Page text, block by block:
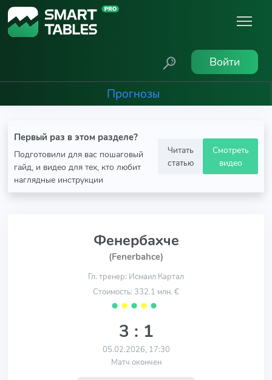
Войти
Прогнозы
Первый раз в этом разделе?
Подготовили для вас пошаговый
гайд, и видео для тех, кто любит
наглядные инструкции
Читать
статью
Смотреть
видео
Фенербахче
(Fenerbahce)
Гл. тренер: Исмаил Картал
Стоимость: 332.1 млн. €
⬤ ⬤ ⬤ ⬤ ⬤
3 : 1
05.02.2026, 17:30
Матч окончен